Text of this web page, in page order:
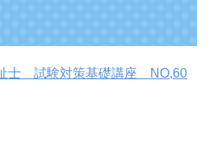
士 試験対策基礎講座 NO,60